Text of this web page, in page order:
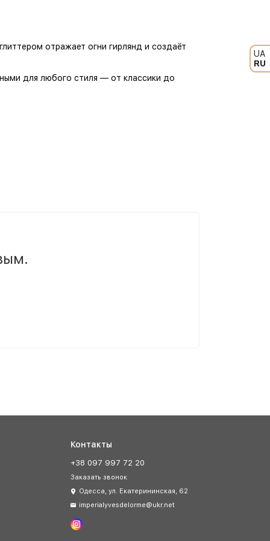
UA
RU
отражает огни гирлянд и создаёт
для любого стиля — от классики до
Контакты
+38 097 997 72 20
Заказать звонок
Одесса, ул. Екатерининская, 62
imperialyvesdelorme@ukr.net